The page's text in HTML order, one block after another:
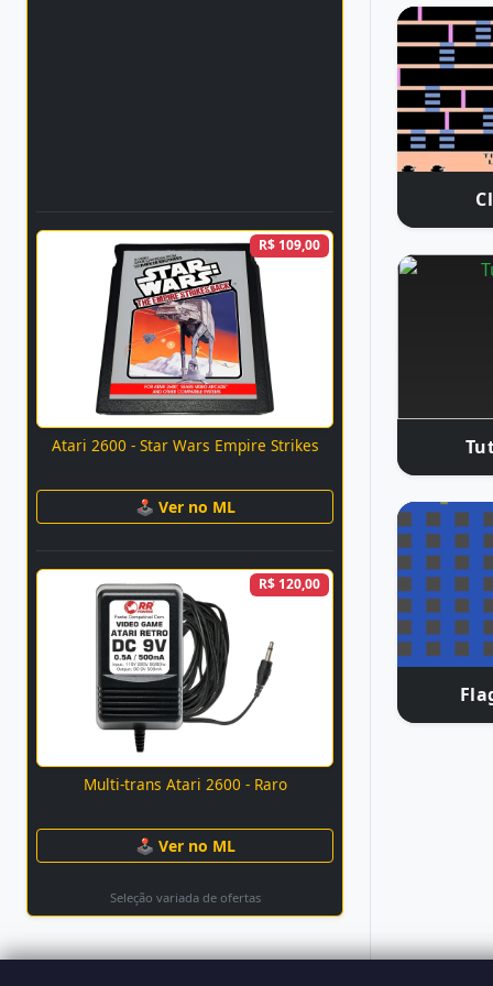
R$ 109,00
Atari 2600 - Star Wars Empire Strikes
🕹 Ver no ML
R$ 120,00
Multi-trans Atari 2600 - Raro
🕹 Ver no ML
Seleção variada de ofertas